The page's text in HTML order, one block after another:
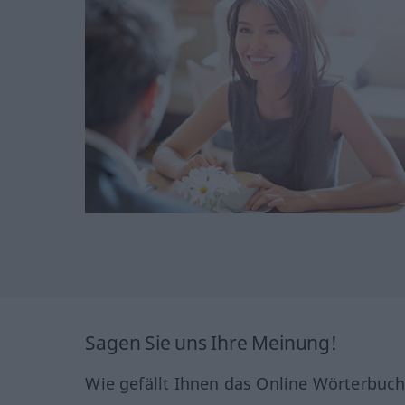
Sagen Sie uns Ihre Meinung!
Wie gefällt Ihnen das Online